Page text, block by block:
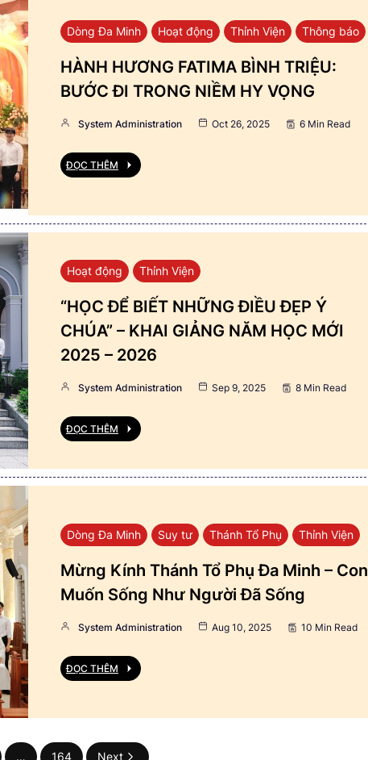
Dòng Đa Minh Hoạt động Thỉnh Viện Thông báo
HÀNH HƯƠNG FATIMA BÌNH TRIỆU:
BƯỚC ĐI TRONG NIỀM HY VỌNG
System Administration Oct 26, 2025 6 Min Read
ĐỌC THÊM
Hoạt động Thỉnh Viện
“HỌC ĐỂ BIẾT NHỮNG ĐIỀU ĐẸP Ý
CHÚA” – KHAI GIẢNG NĂM HỌC MỚI
2025 – 2026
System Administration Sep 9, 2025 8 Min Read
ĐỌC THÊM
Dòng Đa Minh Suy tư Thánh Tổ Phụ Thỉnh Viện
Mừng Kính Thánh Tổ Phụ Đa Minh – Con
Muốn Sống Như Người Đã Sống
System Administration Aug 10, 2025 10 Min Read
ĐỌC THÊM
… 164 Next